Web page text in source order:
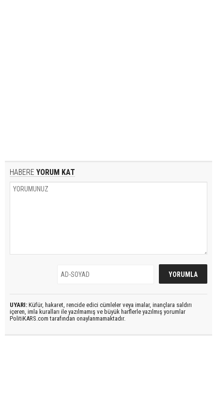
HABERE YORUM KAT
UYARI: Küfür, hakaret, rencide edici cümleler veya imalar, inançlara saldırı
içeren, imla kuralları ile yazılmamış ve büyük harflerle yazılmış yorumlar
PolitiKARS.com tarafından onaylanmamaktadır.